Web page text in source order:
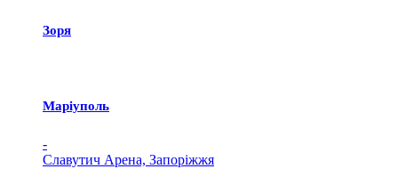
Зоря
Маріуполь
-
Славутич Арена, Запоріжжя